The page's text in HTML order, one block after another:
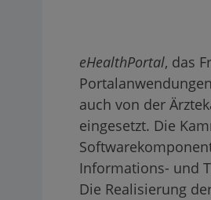
eHealthPortal, das
auch von der
eingesetzt. Die
Informations- und
Die Realisierung